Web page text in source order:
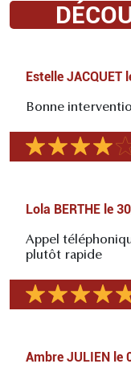
Estelle JACQUET
Bonne
Lola BERTHE le
Appel
plutôt rapide
Ambre JULIEN le